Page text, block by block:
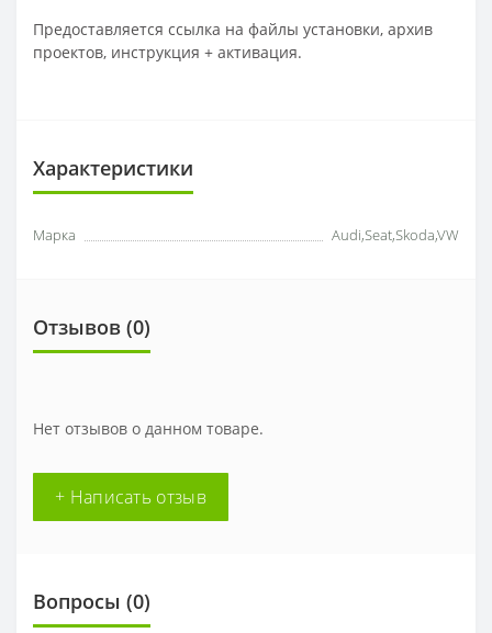
Предоставляется ссылка на файлы установки, архив
проектов, инструкция + активация.
Характеристики
Марка Audi,Seat,Skoda,VW
Отзывов (0)
Нет отзывов о данном товаре.
+ Написать отзыв
Вопросы (0)